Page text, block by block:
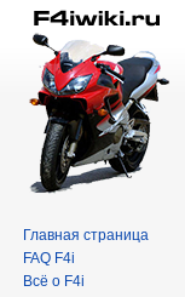
Главная страница
FAQ F4i
Всё о F4i